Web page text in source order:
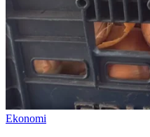
Ekonomi